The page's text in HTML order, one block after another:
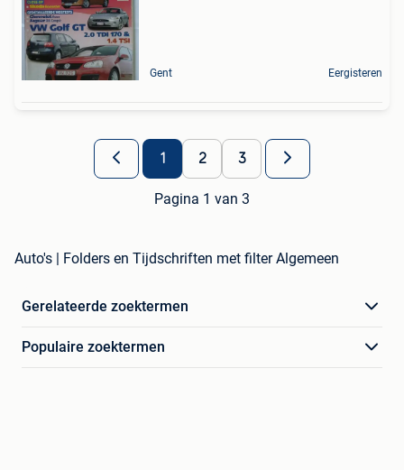
Gent Eergisteren
1 2 3
Pagina 1 van 3
Auto's | Folders en Tijdschriften met filter Algemeen
Gerelateerde zoektermen
Populaire zoektermen